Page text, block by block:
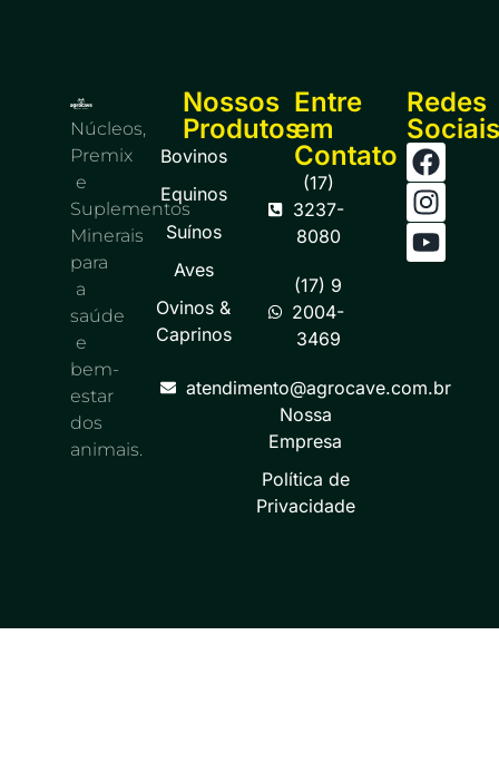
Núcleos,
Premix
e
Suplementos
Minerais
para
a
saúde
e
bem-
estar
dos
animais.
Nossos
Produtos
Bovinos
Equinos
Suínos
Aves
Ovinos &
Caprinos
Entre
em
Contato
(17)
3237-
8080
(17) 9
2004-
3469
atendimento@agrocave.com.br
Nossa
Empresa
Política de
Privacidade
Redes